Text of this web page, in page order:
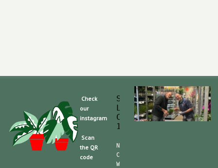
Check
our
instagram
Scan
the QR
code
Slaghek Export BV
Legmeerdijk 313
Code Postal 1296
1430 BG Aalsmeer
Nummero de Telefone
CdC (Kvk): 30104162  TVA/BTW:
Website/shop: shop.slaghek.com